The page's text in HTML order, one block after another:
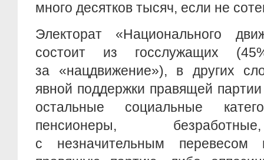
много десятков тысяч, если не
Электорат «Национального
состоит из госслужащих
за «нацдвижение»), в других
явной поддержки правящей
остальные социальные
пенсионеры,
с незначительным перевесом